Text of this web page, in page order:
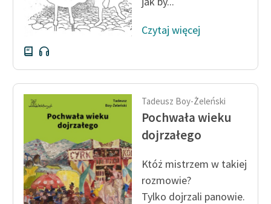
Czytaj więcej
Tadeusz Boy-Żeleński
Pochwała wieku
dojrzałego
Któż mistrzem w takiej
rozmowie?
Tylko dojrzali panowie.